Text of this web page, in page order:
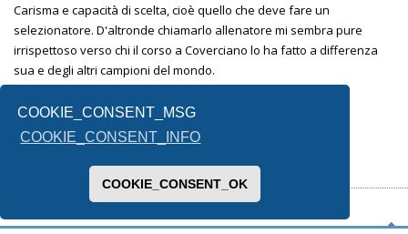
COOKIE_CONSENT_MSG
COOKIE_CONSENT_INFO
COOKIE_CONSENT_OK
Carisma e capacità di scelta, cioè quello che deve fare un
selezionatore. D'altronde chiamarlo allenatore mi sembra pure
irrispettoso verso chi il corso a Coverciano lo ha fatto a differenza
sua e degli altri campioni del mondo.
Inviato dal mio SM-F731B utilizzando Tapatalk
Concordia parvae res crescunt, discordia maximae dilabuntur